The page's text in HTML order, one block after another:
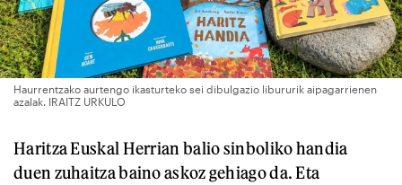
Haurrentzako aurtengo ikasturteko sei dibulgazio libururik aipagarrienen
azalak. IRAITZ URKULO
Haritza Euskal Herrian balio sinboliko handia
duen zuhaitza baino askoz gehiago da. Eta